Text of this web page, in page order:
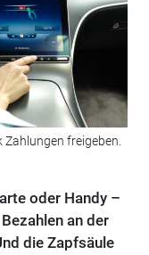
freigeben.
oder Handy –
an der
die Zapfsäule